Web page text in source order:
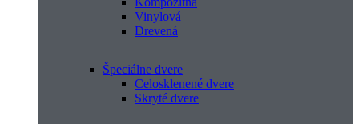
Vinylová
Drevená
Špeciálne dvere
Celosklenené dvere
Skryté dvere